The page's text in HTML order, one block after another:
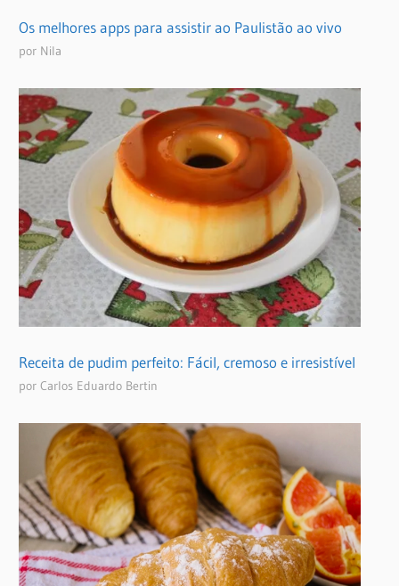
Os melhores apps para assistir ao Paulistão ao vivo
por Nila
Receita de pudim perfeito: Fácil, cremoso e irresistível
por Carlos Eduardo Bertin